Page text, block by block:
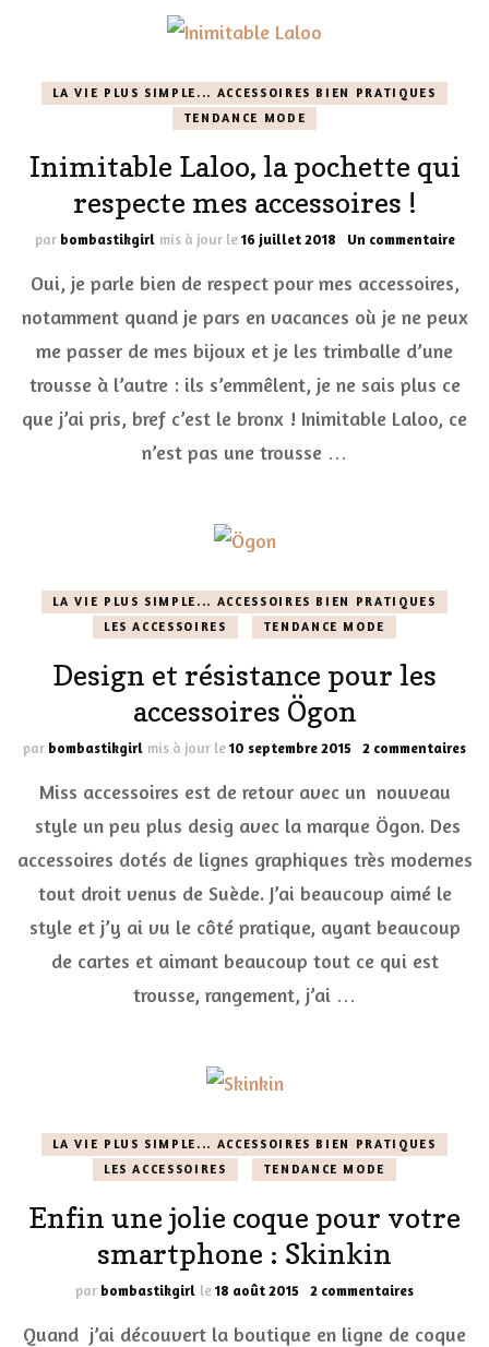
LA VIE PLUS SIMPLE... ACCESSOIRES BIEN PRATIQUES
TENDANCE MODE
Inimitable Laloo, la pochette qui
respecte mes accessoires !
par bombastikgirl mis à jour le16 juillet 2018 Un commentairesur
mes
Oui, je parle bien de respect pour mes accessoires,
notamment quand je pars en vacances où je ne peux
me passer de mes bijoux et je les trimballe d’une
trousse à l’autre : ils s’emmêlent, je ne sais plus ce
que j’ai pris, bref c’est le bronx ! Inimitable Laloo, ce
n’est pas une trousse …
LA VIE PLUS SIMPLE... ACCESSOIRES BIEN PRATIQUES
LES ACCESSOIRES
TENDANCE MODE
Design et résistance pour les
accessoires Ögon
par bombastikgirl mis à jour le10 septembre 2015 2 commentairessur
les
Miss accessoires est de retour avec un nouveau
style un peu plus desig avec la marque Ögon. Des
accessoires dotés de lignes graphiques très modernes
tout droit venus de Suède. J’ai beaucoup aimé le
style et j’y ai vu le côté pratique, ayant beaucoup
de cartes et aimant beaucoup tout ce qui est
trousse, rangement, j’ai …
LA VIE PLUS SIMPLE... ACCESSOIRES BIEN PRATIQUES
LES ACCESSOIRES
TENDANCE MODE
Enfin une jolie coque pour votre
smartphone : Skinkin
par bombastikgirl le18 août 2015 2 commentairessur
une
Quand j’ai découvert la boutique en ligne de coque